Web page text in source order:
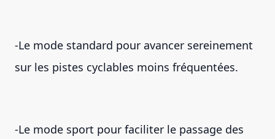
-Le mode standard pour avancer sereinement
sur les pistes cyclables moins fréquentées.
-Le mode sport pour faciliter le passage des